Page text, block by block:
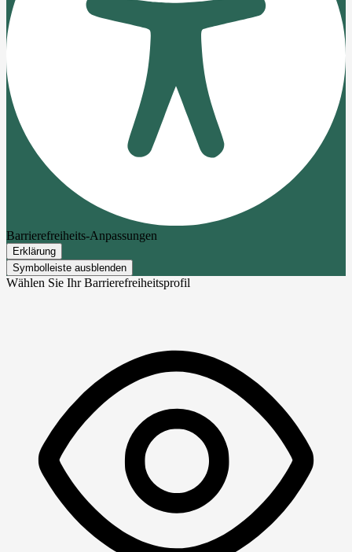
Barrierefreiheits-Anpassungen
Erklärung
Symbolleiste ausblenden
Wählen Sie Ihr Barrierefreiheitsprofil